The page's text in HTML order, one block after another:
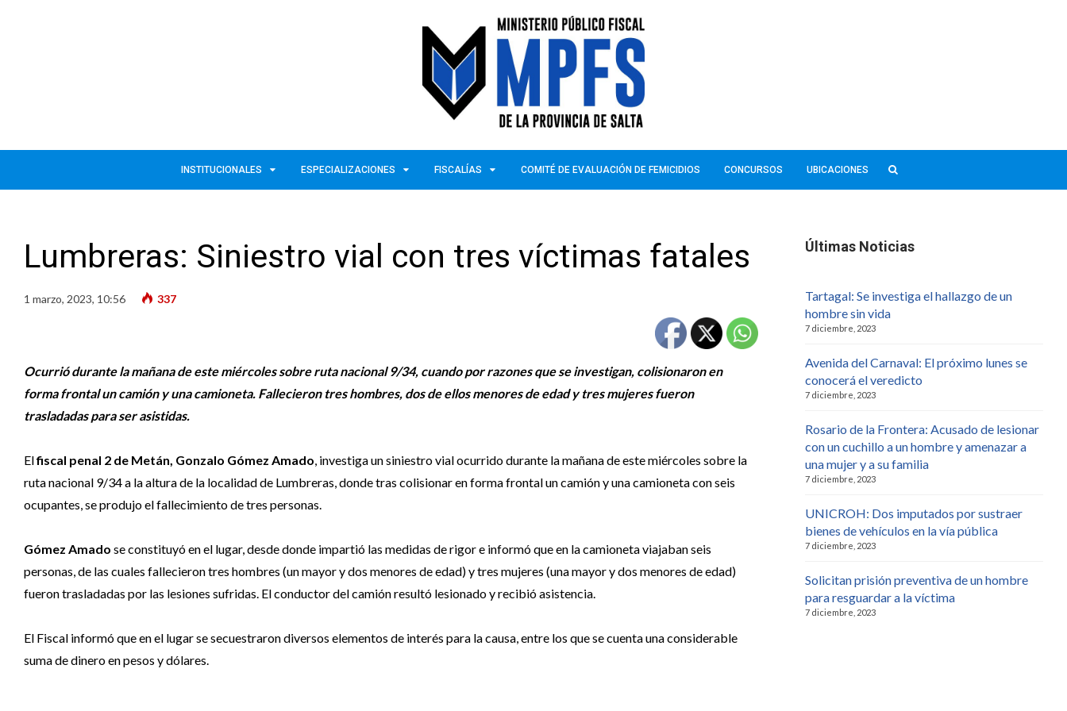
INSTITUCIONALES ESPECIALIZACIONES FISCALÍAS COMITÉ DE EVALUACIÓN DE FEMICIDIOS CONCURSOS UBICACIONES
Lumbreras: Siniestro vial con tres víctimas fatales
1 marzo, 2023, 10:56 337
Ocurrió durante la mañana de este miércoles sobre ruta nacional 9/34, cuando por razones que se investigan, colisionaron en
forma frontal un camión y una camioneta. Fallecieron tres hombres, dos de ellos menores de edad y tres mujeres fueron
trasladadas para ser asistidas.
Elfiscal penal 2 de Metán, Gonzalo Gómez Amado , investiga un siniestro vial ocurrido durante la mañana de este miércoles sobre la
ruta nacional 9/34 a la altura de la localidad de Lumbreras, donde tras colisionar en forma frontal un camión y una camioneta con seis
ocupantes, se produjo el fallecimiento de tres personas.
Gómez Amado se constituyó en el lugar, desde donde impartió las medidas de rigor e informó que en la camioneta viajaban seis
personas, de las cuales fallecieron tres hombres (un mayor y dos menores de edad) y tres mujeres (una mayor y dos menores de edad)
fueron trasladadas por las lesiones sufridas. El conductor del camión resultó lesionado y recibió asistencia.
El Fiscal informó que en el lugar se secuestraron diversos elementos de interés para la causa, entre los que se cuenta una considerable
suma de dinero en pesos y dólares.
Últimas Noticias
Tartagal: Se investiga el hallazgo de un
hombre sin vida
7 diciembre, 2023
Avenida del Carnaval: El próximo lunes se
conocerá el veredicto
7 diciembre, 2023
Rosario de la Frontera: Acusado de lesionar
con un cuchillo a un hombre y amenazar a
una mujer y a su familia
7 diciembre, 2023
UNICROH: Dos imputados por sustraer
bienes de vehículos en la vía pública
7 diciembre, 2023
Solicitan prisión preventiva de un hombre
para resguardar a la víctima
7 diciembre, 2023